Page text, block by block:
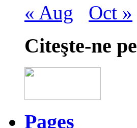
« Aug Oct »
Citeşte-ne
Pages